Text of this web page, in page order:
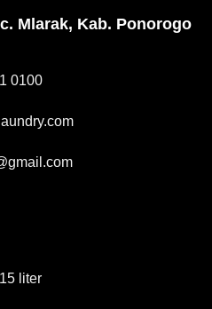
Mlarak, Kab. Ponorogo
0100
liter